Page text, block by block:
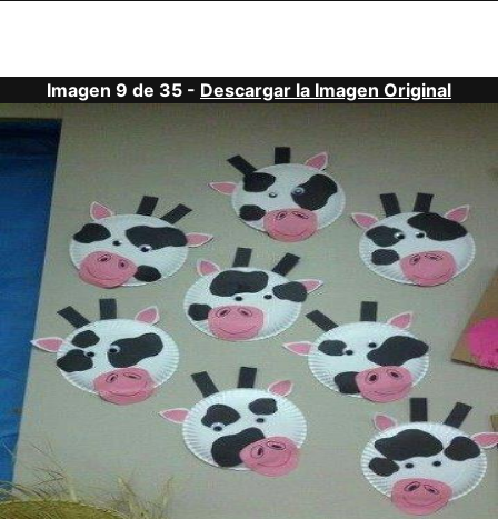
Imagen 9 de 35 - Descargar la Imagen Original